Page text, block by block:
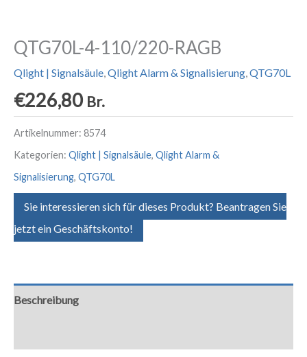
QTG70L-4-110/220-RAGB
Qlight | Signalsäule,Qlight Alarm & Signalisierung,QTG70L
€226,80 Br.
Artikelnummer: 8574
Kategorien: Qlight | Signalsäule, Qlight Alarm &
Signalisierung, QTG70L
Sie interessieren sich für dieses Produkt? Beantragen Sie
jetzt ein Geschäftskonto!
Beschreibung